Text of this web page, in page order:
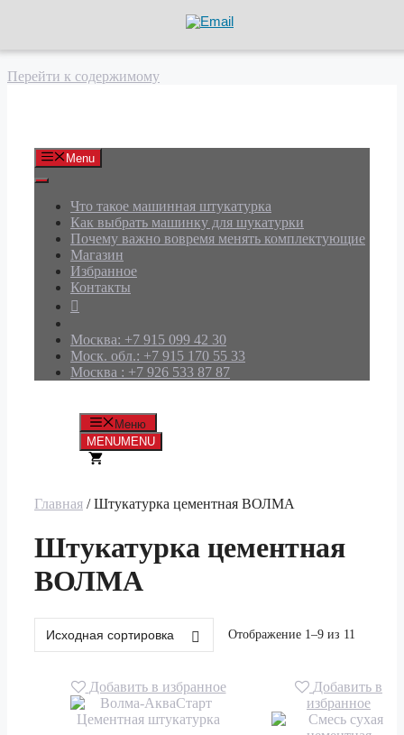
Перейти к содержимому
Menu
Что такое машинная штукатурка
Как выбрать машинку для шукатурки
Почему важно вовремя менять комплектующие
Магазин
Избранное
Контакты
Москва: +7 915 099 42 30
Моск. обл.: +7 915 170 55 33
Москва : +7 926 533 87 87
Меню
MENUMENU
Главная / Штукатурка цементная ВОЛМА
Штукатурка цементная
ВОЛМА
Отображение 1–9 из 11
Добавить в избранное
Добавить в
избранное